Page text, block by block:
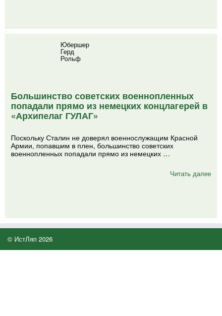
Юбершер
Герд
Рольф
Большинство советских военнопленных
попадали прямо из немецких концлагерей в
«Архипелаг ГУЛАГ»
Поскольку Сталин не доверял военнослужащим Красной
Армии, попавшим в плен, большинство советских
военнопленных попадали прямо из немецких …
Читать далее
© ИстЛяп 2026